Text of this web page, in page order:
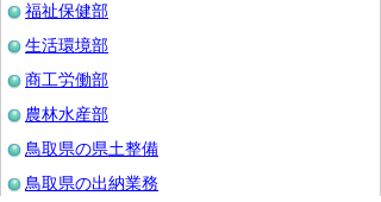
福祉保健部
生活環境部
商工労働部
農林水産部
鳥取県の県土整備
鳥取県の出納業務